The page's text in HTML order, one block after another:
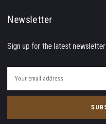
Newsletter
Sign up for the latest newsletter